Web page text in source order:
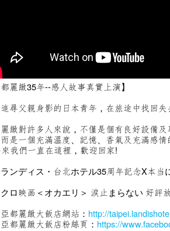
都麗緻35年--感人故事真實上演】
尋父親身影的日本青年，在旅途中找回
緻對許多人來說，不僅是個有良好設備
是一個充滿溫度、­記憶、香氣及充滿感情
我們一直在這裡，歡迎回家!
ンディス・台北ホテル35周年記念X本当
ロ映画＜オカエリ＞ 涙止まらない 好評
都麗緻大飯店網站： http://
都麗緻大飯店粉絲頁： https://